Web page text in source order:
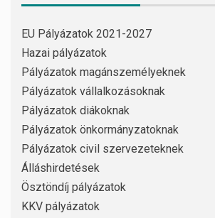
EU Pályázatok 2021-2027
Hazai pályázatok
Pályázatok magánszemélyeknek
Pályázatok vállalkozásoknak
Pályázatok diákoknak
Pályázatok önkormányzatoknak
Pályázatok civil szervezeteknek
Álláshirdetések
Ösztöndíj pályázatok
KKV pályázatok